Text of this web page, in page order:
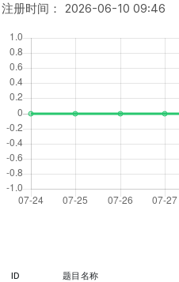
注册时间： 2026-06-10 09:46
ID 题目名称